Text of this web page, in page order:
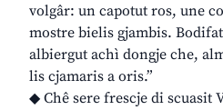
volgâr: un capotut ros, une
mostre bielis gjambis.
albiergut achì dongje che,
lis cjamaris a oris.”
◆ Chê sere frescje di scuasit